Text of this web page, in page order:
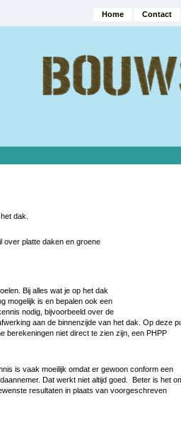
Hoofdnavigatie
Home Contact
dak.
over platte daken en groene
Bij alles wat je op het dak
mogelijk is en bepalen ook een
nodig, bijvoorbeeld over de
aan de binnenzijde van het dak. Op deze
berekeningen niet direct te zien zijn, een PHPP
is vaak moeilijk omdat er gewoon conform een
Dat werkt niet altijd goed. Beter is het
resultaten in plaats van voorgeschreven